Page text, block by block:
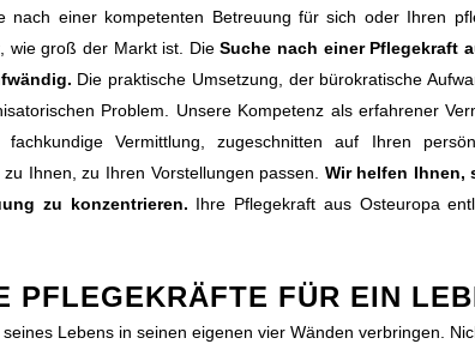
nach einer kompetenten Betreuung für sich oder Ihren
wie groß der Markt ist. DieSuche nach einer Pflegekraft
Die praktische Umsetzung, der bürokratische
Problem. Unsere Kompetenz als erfahrener
Vermittlung, zugeschnitten auf Ihren
Ihnen, zu Ihren Vorstellungen passen. Wir helfen Ihnen,
zu konzentrieren. Ihre Pflegekraft aus Osteuropa
PFLEGEKRÄFTE FÜR EIN
Lebens in seinen eigenen vier Wänden verbringen.